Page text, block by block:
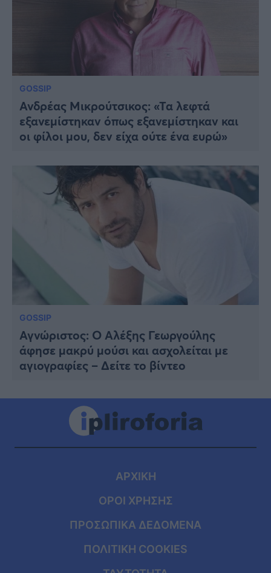
GOSSIP
Ανδρέας Μικρούτσικος: «Τα λεφτά
εξανεμίστηκαν όπως εξανεμίστηκαν και
οι φίλοι μου, δεν είχα ούτε ένα ευρώ»
GOSSIP
Αγνώριστος: Ο Αλέξης Γεωργούλης
άφησε μακρύ μούσι και ασχολείται με
αγιογραφίες – Δείτε το βίντεο
ΑΡΧΙΚΗ
ΟΡΟΙ ΧΡΗΣΗΣ
ΠΡΟΣΩΠΙΚΑ ΔΕΔΟΜΕΝΑ
ΠΟΛΙΤΙΚΗ COOKIES